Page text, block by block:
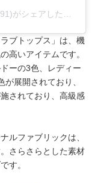
ブトップス」は、機
高いアイテムです。
ーの3色、レディー
展開されており、
されており、高級感
ルファブリックは、
さらさらとした素材
す。